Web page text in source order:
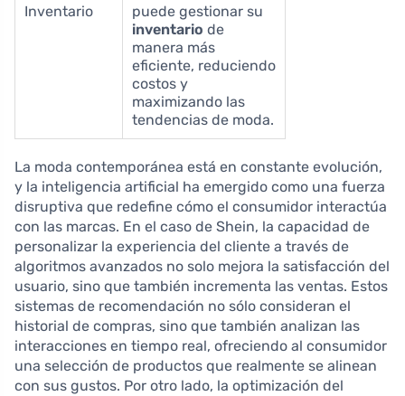
Inventario
puede gestionar su
inventario de
manera más
eficiente, reduciendo
costos y
maximizando las
tendencias de moda.
La moda contemporánea está en constante evolución,
y la inteligencia artificial ha emergido como una fuerza
disruptiva que redefine cómo el consumidor interactúa
con las marcas. En el caso de Shein, la capacidad de
personalizar la experiencia del cliente a través de
algoritmos avanzados no solo mejora la satisfacción del
usuario, sino que también incrementa las ventas. Estos
sistemas de recomendación no sólo consideran el
historial de compras, sino que también analizan las
interacciones en tiempo real, ofreciendo al consumidor
una selección de productos que realmente se alinean
con sus gustos. Por otro lado, la optimización del